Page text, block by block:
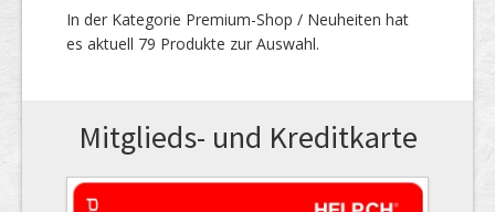
In der Kategorie Premium-Shop / Neuheiten hat
es aktuell 79 Produkte zur Auswahl.
Mitglieds- und Kreditkarte